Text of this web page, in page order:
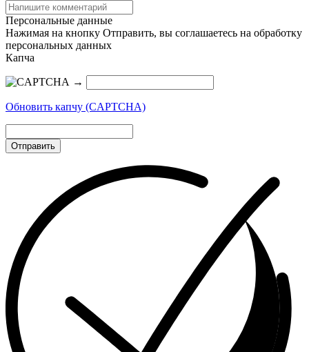
Персональные данные
Нажимая на кнопку Отправить, вы соглашаетесь на обработку
персональных данных
Капча
→
Обновить капчу (CAPTCHA)
Отправить